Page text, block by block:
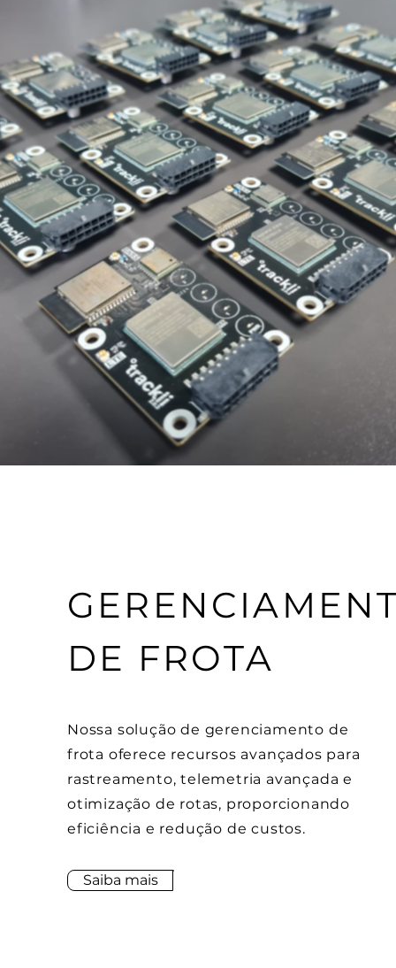
DE FROTA
Nossa solução de gerenciamento de
frota oferece recursos avançados para
rastreamento, telemetria avançada e
otimização de rotas, proporcionando
eficiência e redução de custos.
Saiba mais